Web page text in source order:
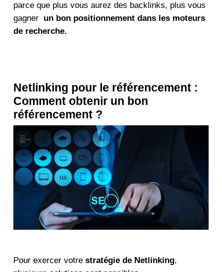
parce que plus vous aurez des backlinks, plus vous
gagner un bon positionnement dans les moteurs
de recherche.
Netlinking pour le référencement :
Comment obtenir un bon
référencement ?
Pour exercer votrestratégie de Netlinking,